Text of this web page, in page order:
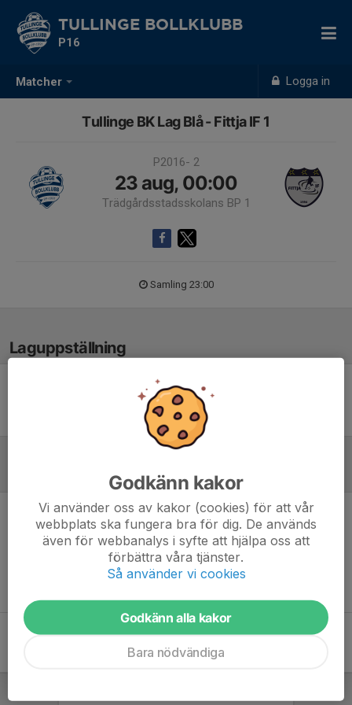
Matcher Logga in
TULLINGE BOLLKLUBB
P16
Tullinge BK Lag Blå - Fittja IF 1
P2016- 2
23 aug, 00:00
Trädgårdsstadsskolans BP 1
Samling 23:00
Laguppställning
Ingen uppställning ifylld
Inget skrivet
Godkänn kakor
Vi använder oss av kakor (cookies) för att vår
webbplats ska fungera bra för dig. De används
även för webbanalys i syfte att hjälpa oss att
förbättra våra tjänster.
Så använder vi cookies
Godkänn alla kakor
Bara nödvändiga